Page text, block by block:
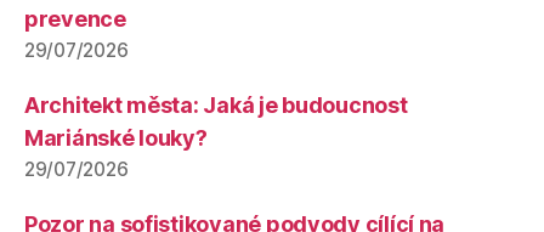
prevence
29/07/2026
Architekt města: Jaká je budoucnost
Mariánské louky?
29/07/2026
Pozor na sofistikované podvody cílící na